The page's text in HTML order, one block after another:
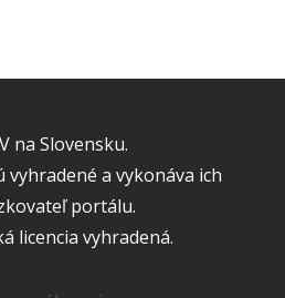
na Slovensku.
a vykonáva ich
portálu.
licencia vyhradená.